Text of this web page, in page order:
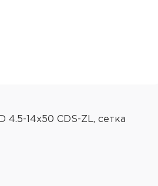
4.5-14x50 CDS-ZL, сетка